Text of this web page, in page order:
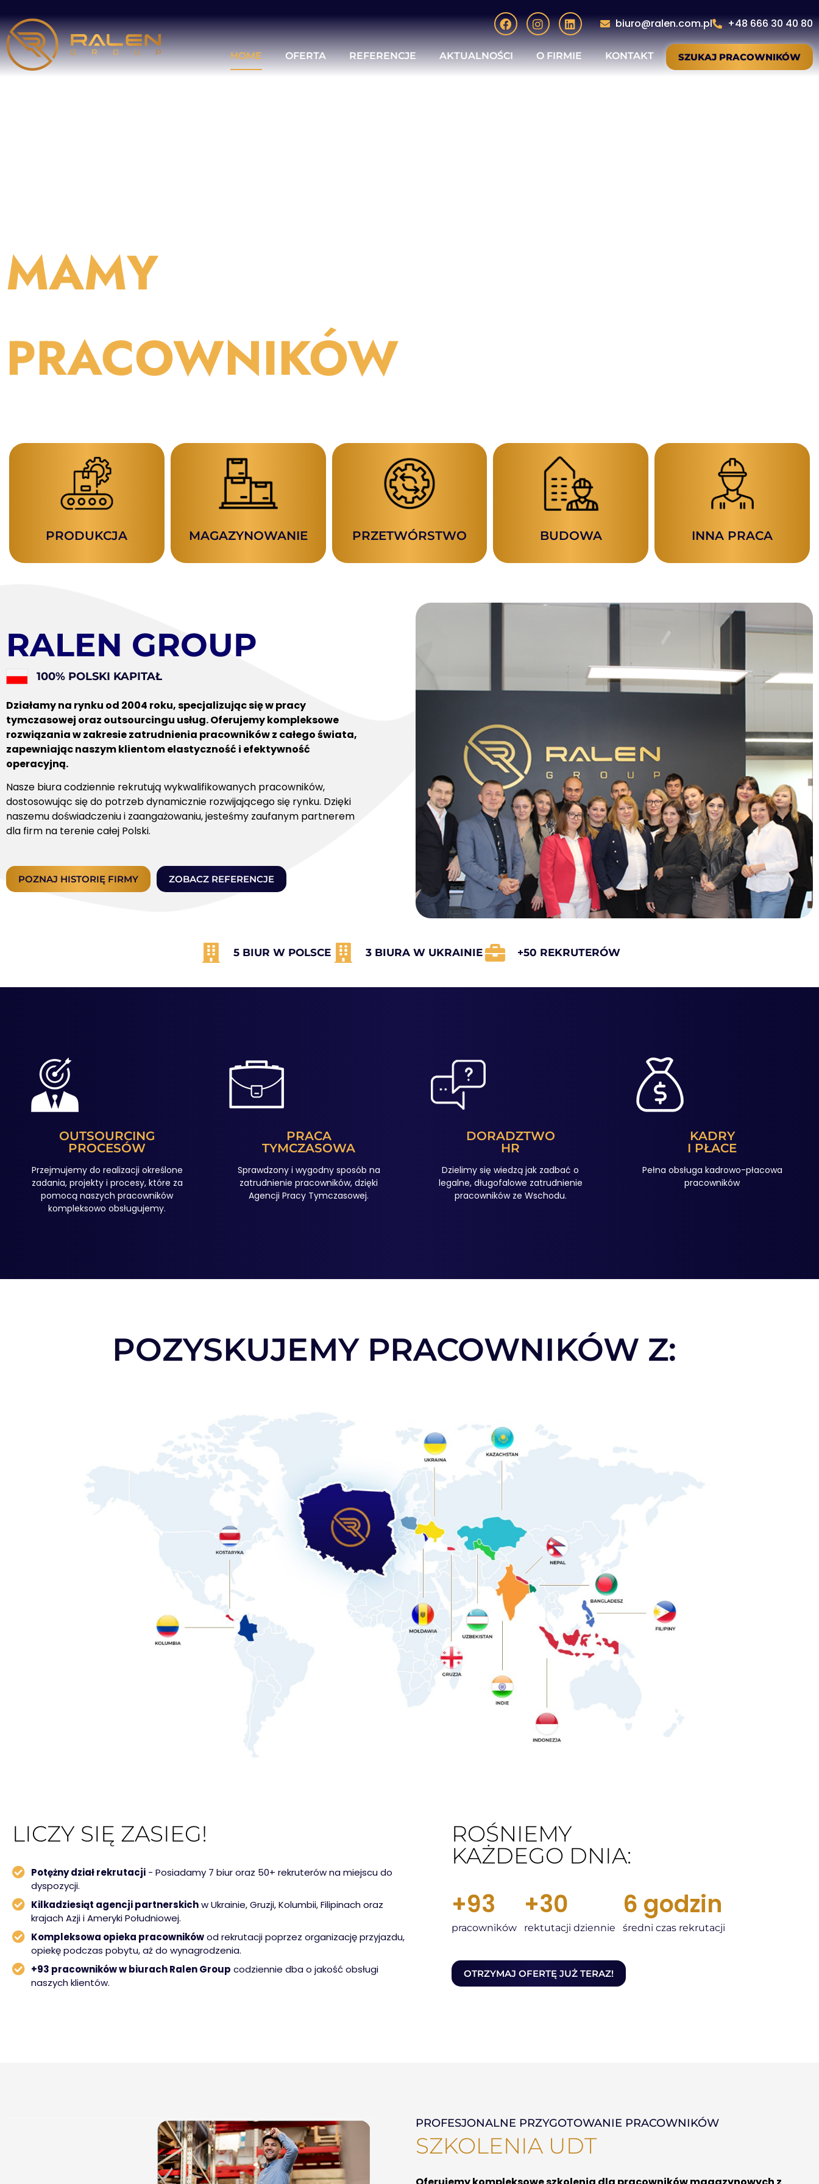
biuro@ralen.com.pl +48 666 30 40 80
HOME OFERTA REFERENCJE AKTUALNOŚCI O FIRMIE KONTAKT SZUKAJ PRACOWNIKÓW
MAMY
PRACOWNIKÓW
PRODUKCJA MAGAZYNOWANIE PRZETWÓRSTWO BUDOWA INNA PRACA
RALEN GROUP
100% POLSKI KAPITAŁ
Działamy na rynku od 2004 roku, specjalizując się w pracy
tymczasowej oraz outsourcingu usług. Oferujemy kompleksowe
rozwiązania w zakresie zatrudnienia pracowników z całego świata,
zapewniając naszym klientom elastyczność i efektywność
operacyjną.
Nasze biura codziennie rekrutują wykwalifikowanych pracowników,
dostosowując się do potrzeb dynamicznie rozwijającego się rynku. Dzięki
naszemu doświadczeniu i zaangażowaniu, jesteśmy zaufanym partnerem
dla firm na terenie całej Polski.
POZNAJ HISTORIĘ FIRMY ZOBACZ REFERENCJE
5 BIUR W POLSCE 3 BIURA W UKRAINIE +50 REKRUTERÓW
OUTSOURCING
PROCESÓW
Przejmujemy do realizacji określone
zadania, projekty i procesy, które za
pomocą naszych pracowników
kompleksowo obsługujemy.
PRACA
TYMCZASOWA
Sprawdzony i wygodny sposób na
zatrudnienie pracowników, dzięki
Agencji Pracy Tymczasowej.
DORADZTWO
HR
Dzielimy się wiedzą jak zadbać o
legalne, długofalowe zatrudnienie
pracowników ze Wschodu.
KADRY
I PŁACE
Pełna obsługa kadrowo-płacowa
pracowników
POZYSKUJEMY PRACOWNIKÓW Z:
LICZY SIĘ ZASIEG!
Potężny dział rekrutacji - Posiadamy 7 biur oraz 50+ rekruterów na miejscu do
dyspozycji.
Kilkadziesiąt agencji partnerskichw Ukrainie, Gruzji, Kolumbii, Filipinach oraz
krajach Azji i Ameryki Południowej.
Kompleksowa opieka pracownikówod rekrutacji poprzez organizację przyjazdu,
opiekę podczas pobytu, aż do wynagrodzenia.
+93 pracowników w biurach Ralen Group codziennie dba o jakość obsługi
naszych klientów.
ROŚNIEMY
KAŻDEGO DNIA:
pracowników
+93
rektutacji dziennie
+30
średni czas rekrutacji
6 godzin
OTRZYMAJ OFERTĘ JUŻ TERAZ!
PROFESJONALNE PRZYGOTOWANIE PRACOWNIKÓW
SZKOLENIA UDT